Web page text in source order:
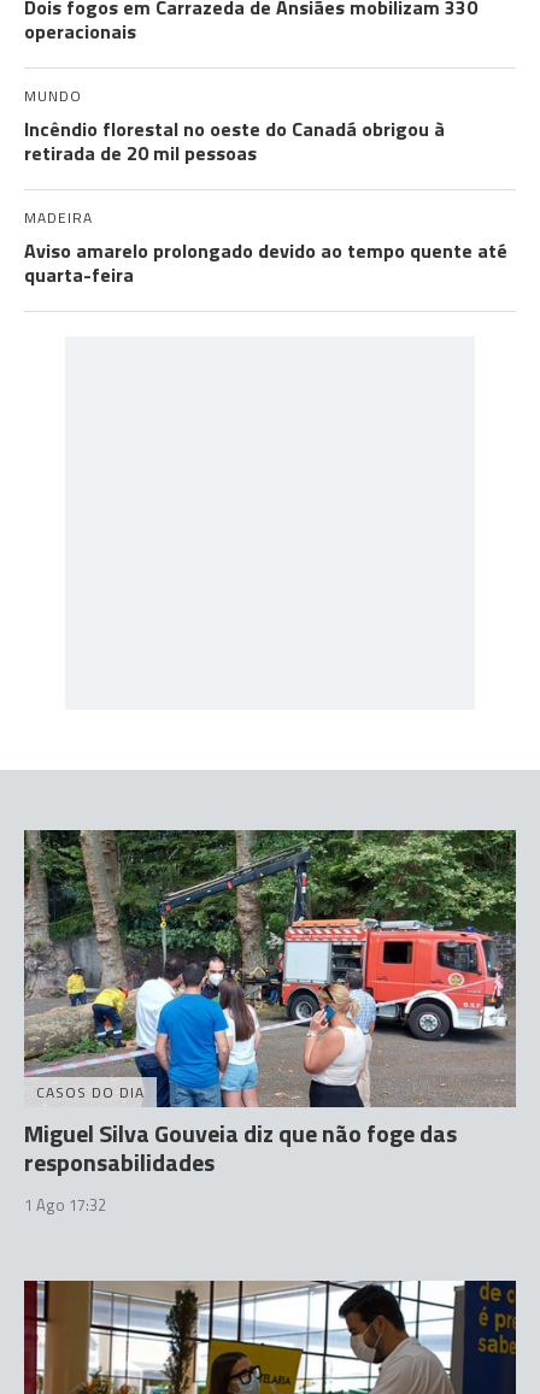
Dois fogos em Carrazeda de Ansiães mobilizam 330
operacionais
MUNDO
Incêndio florestal no oeste do Canadá obrigou à
retirada de 20 mil pessoas
MADEIRA
Aviso amarelo prolongado devido ao tempo quente até
quarta-feira
CASOS DO DIA
Miguel Silva Gouveia diz que não foge das
responsabilidades
1 Ago 17:32